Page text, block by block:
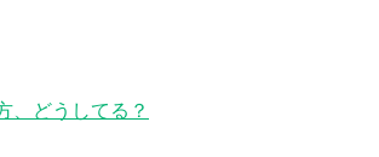
、どうしてる？